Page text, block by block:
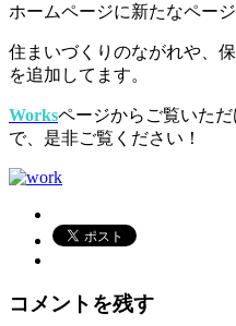
ホームページに新たなペー
住まいづくりのながれや、
を追加してます。
Worksページからご覧いた
で、是非ご覧ください！
コメントを残す